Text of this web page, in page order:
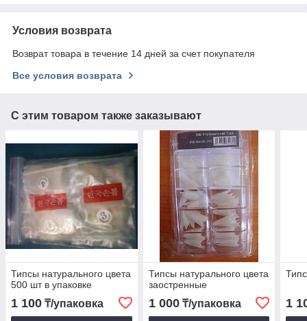
Условия возврата
Возврат товара в течение 14 дней за счет покупателя
Все условия возврата
С этим товаром также заказывают
Типсы натурального цвета
500 шт в упаковке
1 100 ₸/упаковка
Типсы натурального цвета
заостренные
1 000₸/упаковка 1